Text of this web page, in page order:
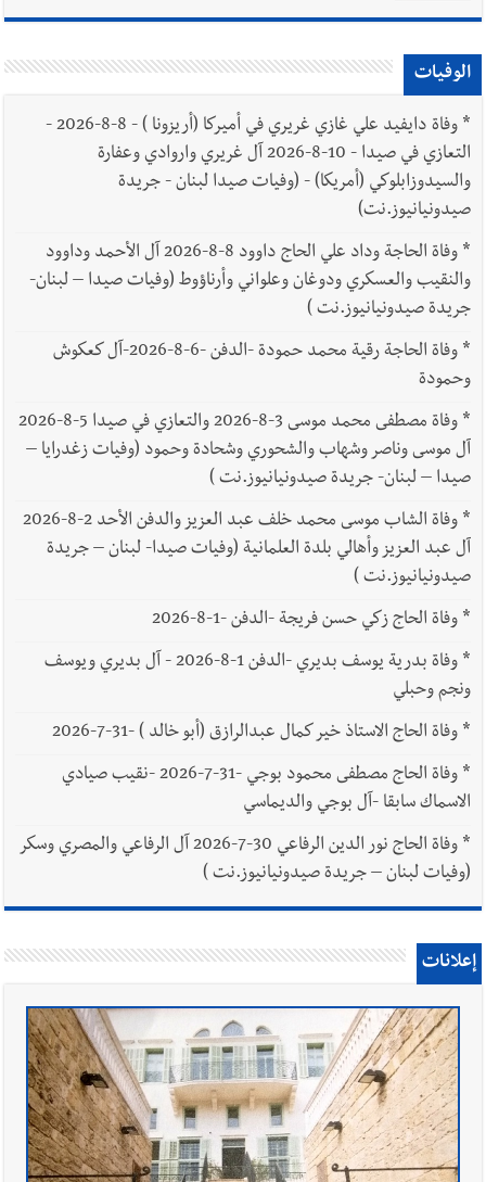
الوفيات
*
وفاة دايفيد علي غازي غريري في أميركا (أريزونا ) - 8-8-2026 -
التعازي في صيدا - 10-8-2026 آل غريري واروادي وعفارة
والسيدوزابلوكي (أمريكا) - (وفيات صيدا لبنان - جريدة
صيدونيانيوز.نت)
*
وفاة الحاجة وداد علي الحاج داوود 8-8-2026 آل الأحمد وداوود
والنقيب والعسكري ودوغان وعلواني وأرناؤوط (وفيات صيدا – لبنان-
جريدة صيدونيانيوز.نت )
*
وفاة الحاجة رقية محمد حمودة -الدفن -6-8-2026-آل كعكوش
وحمودة
*
وفاة مصطفى محمد موسى 3-8-2026 والتعازي في صيدا 5-8-2026
آل موسى وناصر وشهاب والشحوري وشحادة وحمود (وفيات زغدرايا –
صيدا – لبنان- جريدة صيدونيانيوز.نت )
*
وفاة الشاب موسى محمد خلف عبد العزيز والدفن الأحد 2-8-2026
آل عبد العزيز وأهالي بلدة العلمانية (وفيات صيدا- لبنان – جريدة
صيدونيانيوز.نت )
*وفاة الحاج زكي حسن فريجة -الدفن -1-8-2026
*
وفاة بدرية يوسف بديري -الدفن 1-8-2026 - آل بديري ويوسف
ونجم وحبلي
*وفاة الحاج الاستاذ خير كمال عبدالرازق (أبو خالد ) -31-7-2026
*
وفاة الحاج مصطفى محمود بوجي -31-7-2026 -نقيب صيادي
الاسماك سابقا -آل بوجي والديماسي
*
وفاة الحاج نور الدين الرفاعي 30-7-2026 آل الرفاعي والمصري وسكر
(وفيات لبنان – جريدة صيدونيانيوز.نت )
إعلانات